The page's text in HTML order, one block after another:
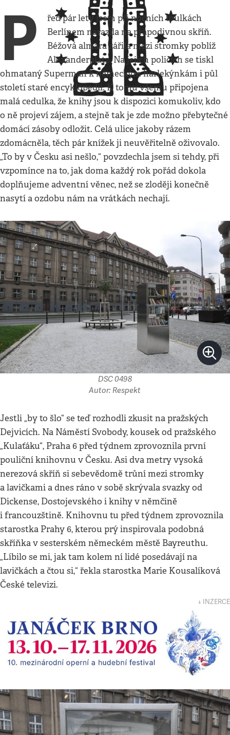
P
řed pár lety jsem při nočních toulkách
Berlínem narazila na prapodivnou skříň.
Béžová almara zářila mezi stromky poblíž
Alexanderplatz. Na jejích policích se tiskl
ohmataný Superman k německým harlekýnkám i půl
století staré encyklopedii. K tomu všemu připojena
malá cedulka, že knihy jsou k dispozici komukoliv, kdo
o ně projeví zájem, a stejně tak je zde možno přebytečné
domácí zásoby odložit. Celá ulice jakoby rázem
zdomácněla, těch pár knížek ji neuvěřitelně oživovalo.
„To by v Česku asi nešlo,“ povzdechla jsem si tehdy, při
vzpomínce na to, jak doma každý rok pořád dokola
doplňujeme adventní věnec, než se zloději konečně
nasytí a ozdobu nám na vrátkách nechají.
DSC 0498
Autor: Respekt
Jestli „by to šlo“ se teď rozhodli zkusit na pražských
Dejvicích. Na Náměstí Svobody, kousek od pražského
„Kulaťáku“, Praha 6 před týdnem zprovoznila první
pouliční knihovnu v Česku. Asi dva metry vysoká
nerezová skříň si sebevědomě trůní mezi stromky
a lavičkami a dnes ráno v sobě skrývala svazky od
Dickense, Dostojevského i knihy v němčině
i francouzštině. Knihovnu tu před týdnem zprovoznila
starostka Prahy 6, kterou prý inspirovala podobná
skříňka v sesterském německém městě Bayreuthu.
„Líbilo se mi, jak tam kolem ní lidé posedávají na
lavičkách a čtou si,“ řekla starostka Marie Kousalíková
České televizi.
↓ INZERCE